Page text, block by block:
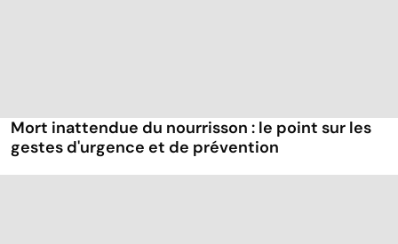
Mort inattendue du nourrisson : le point sur les
gestes d'urgence et de prévention